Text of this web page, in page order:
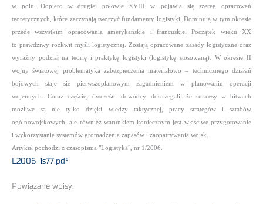
w polu. Dopiero w drugiej połowie XVIII w. pojawia się szereg opracowań
teoretycznych, które zaczynają tworzyć fundamenty logistyki. Dominują w tym okresie
przede wszystkim opracowania amerykańskie i francuskie. Początek wieku XX
to prawdziwy rozkwit myśli logistycznej. Zostają opracowane zasady logistyczne oraz
wyraźny podział na teorię i praktykę logistyki (logistykę stosowaną). W okresie II
wojny światowej problematyka zabezpieczenia materiałowo – technicznego działań
bojowych staje się pierwszoplanowym zagadnieniem w planowaniu operacji
wojennych. Coraz częściej ówcześni dowódcy dostrzegali, że sukcesy w bitwach
możliwe są nie tylko dzięki wiedzy taktycznej, pracy strategów i sztabów
ogólnowojskowych, ale również warunkiem koniecznym jest właściwe przygotowanie
i wykorzystanie systemów gromadzenia zapasów i zaopatrywania wojsk.
Artykuł pochodzi z czasopisma "Logistyka", nr 1/2006.
L2006-1s77.pdf
Powiązane wpisy: